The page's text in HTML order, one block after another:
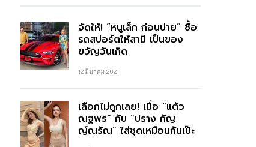
จัดให้! “หนูเล็ก ก่อนบ่าย” ซื้อ
รถสปอร์ตให้สามี เป็นของ
ขวัญวันเกิด
12 มีนาคม 2021
เลือกไม่ถูกเลย! เมื่อ “แต้ว
ณฐพร” กับ “ปราง กัญ
ญ์ณรัณ” ใส่ชุดเหมือนกันเป๊ะ